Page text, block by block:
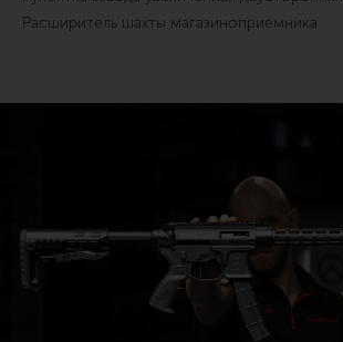
Расширитель шахты магазиноприемника